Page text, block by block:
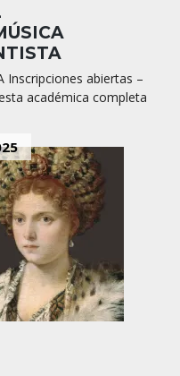
Inscripciones abiertas –
académica completa